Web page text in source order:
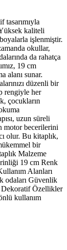
kaliteli
işlenmiştir.
okullar,
da rahatça
19 cm
alanı sunar.
düzenli bir
rengiyle her
çocukların
uzun süreli
motor becerilerini
olur. Bu kitaplık,
bir
Malzeme
19 cm Renk
Alanları
odaları Güvenlik
Dekoratif Özellikler
kullanım